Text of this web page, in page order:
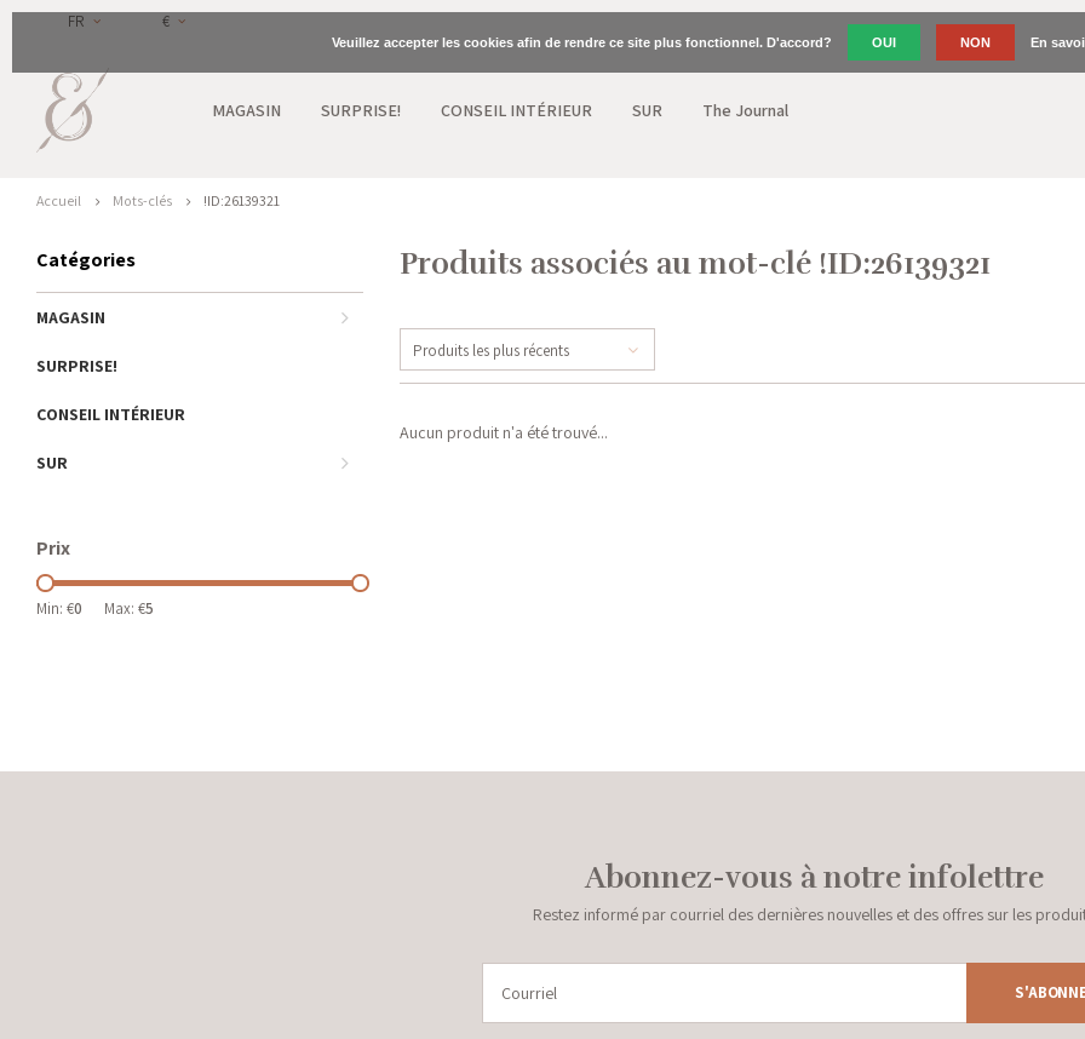
FR €
MAGASIN SURPRISE! CONSEIL INTÉRIEUR SUR The Journal
Accueil Mots-clés !ID:26139321
Catégories
MAGASIN
SURPRISE!
CONSEIL INTÉRIEUR
SUR
Prix
Min: €0 Max: €5
Produits associés au mot-clé !ID:26139321
Produits les plus récents
Aucun produit n'a été trouvé...
Abonnez-vous à notre infolettre
Restez informé par courriel des dernières nouvelles et des offres sur les
Veuillez accepter les cookies afin de rendre ce site plus fonctionnel. D'accord? OUI NON En